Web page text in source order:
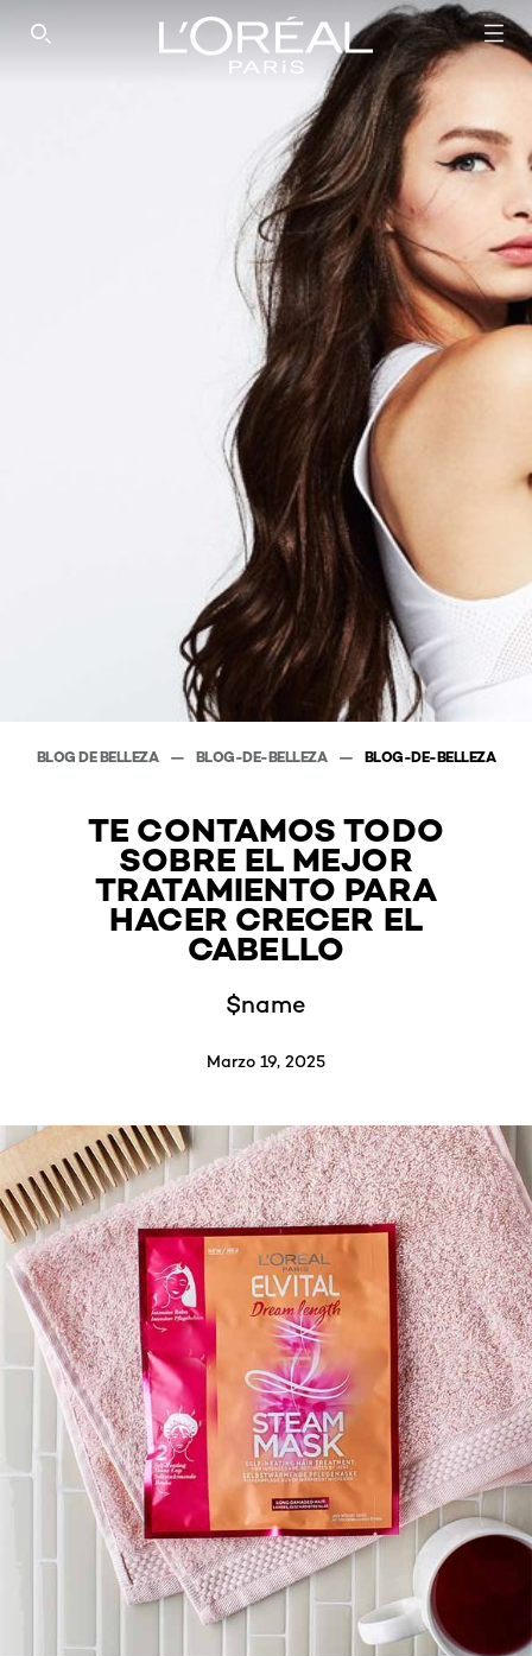
SEARCH THIS SITE
BLOG DE BELLEZA BLOG-DE-BELLEZA BLOG-DE-BELLEZA
TE CONTAMOS TODO
SOBRE EL MEJOR
TRATAMIENTO PARA
HACER CRECER EL
CABELLO
$name
Marzo 19, 2025